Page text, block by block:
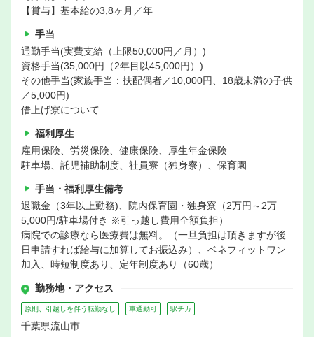
【賞与】基本給の3,8ヶ月／年
手当
通勤手当(実費支給（上限50,000円／月）)
資格手当(35,000円（2年目以45,000円）)
その他手当(家族手当：扶配偶者／10,000円、18歳未満の子供
／5,000円)
借上げ寮について
福利厚生
雇用保険、労災保険、健康保険、厚生年金保険
駐車場、託児補助制度、社員寮（独身寮）、保育園
手当・福利厚生備考
退職金（3年以上勤務)、院内保育園・独身寮（2万円～2万
5,000円/駐車場付き ※引っ越し費用全額負担）
病院での診療なら医療費は無料。（一旦負担は頂きますが後
日申請すれば給与に加算してお振込み）、ベネフィットワン
加入、時短制度あり、定年制度あり（60歳）
勤務地・アクセス
原則、引越しを伴う転勤なし 車通勤可 駅チカ
千葉県流山市